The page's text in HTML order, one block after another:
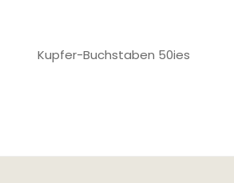
Kupfer-Buchstaben 50ies